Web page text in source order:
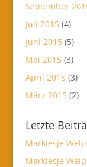
September
Juli 2015 (4)
Juni 2015 (5)
Mai 2015 (3)
April 2015 (3)
März 2015 (2)
Letzte
Markiesje
Markiesje